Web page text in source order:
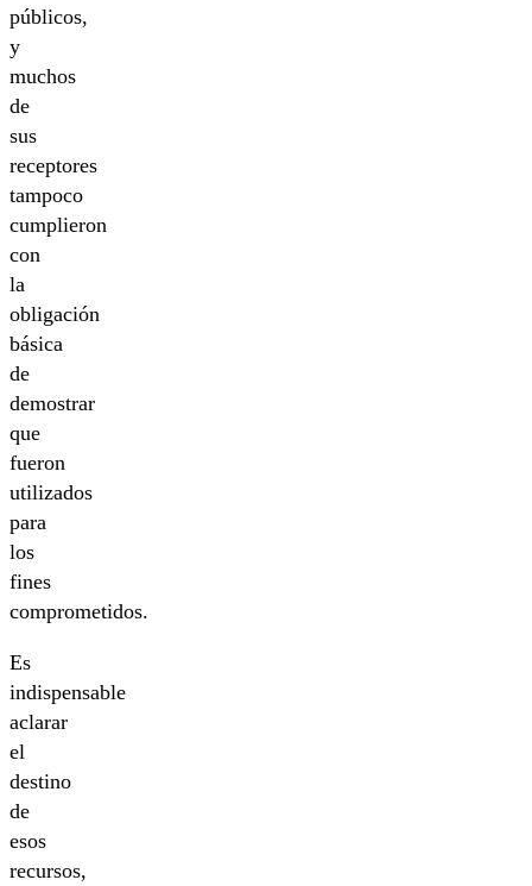
públicos,
y
muchos
de
sus
receptores
tampoco
cumplieron
con
la
obligación
básica
de
demostrar
que
fueron
utilizados
para
los
fines
comprometidos.
Es
indispensable
aclarar
el
destino
de
esos
recursos,